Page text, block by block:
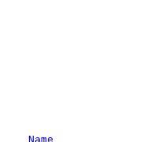
Name